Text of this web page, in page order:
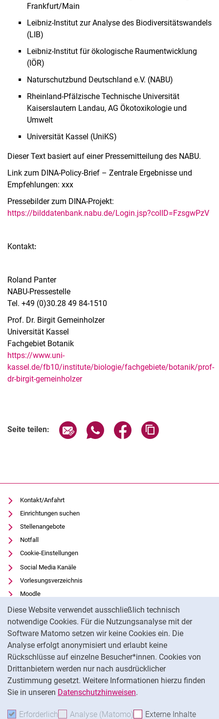
Diese Website verwendet ausschließlich technisch
notwendige Cookies. Für die Nutzungsanalyse mit der
Software Matomo setzen wir keine Cookies ein. Die
Analyse erfolgt anonymisiert und erlaubt keine
Rückschlüsse auf einzelne Besucher*innen. Cookies von
Drittanbietern werden nur nach ausdrücklicher
Zustimmung gesetzt. Weitere Informationen hierzu finden
Sie in unseren Datenschutzhinweisen.
Erforderlich Erforderliche Cookies akzeptieren
Analyse (Matomo) Analyse-Cookies
Externe Inhalte
Frankfurt/Main
Leibniz-Institut zur Analyse des Biodiversitätswandels
(LIB)
Leibniz-Institut für ökologische Raumentwicklung
(IÖR)
Naturschutzbund Deutschland e.V. (NABU)
Rheinland-Pfälzische Technische Universität
Kaiserslautern Landau, AG Ökotoxikologie und
Umwelt
Universität Kassel (UniKS)
Dieser Text basiert auf einer Pressemitteilung des NABU.
Link zum DINA-Policy-Brief – Zentrale Ergebnisse und
Empfehlungen: xxx
Pressebilder zum DINA-Projekt:
https://bilddatenbank.nabu.de/Login.jsp?colID=FzsgwPzV
Kontakt:
Roland Panter
NABU-Pressestelle
Tel. +49 (0)30.28 49 84-1510
Prof. Dr. Birgit Gemeinholzer
Universität Kassel
Fachgebiet Botanik
https://www.uni-
kassel.de/fb10/institute/biologie/fachgebiete/botanik/prof-
dr-birgit-gemeinholzer
Seite teilen: Seite über E-Mail teilen
Seite über WhatsApp teilen
Seite über Facebook
Kontakt/Anfahrt
Einrichtungen suchen
Stellenangebote
Notfall
Cookie-Einstellungen
Social Media Kanäle
Vorlesungsverzeichnis
Moodle
Panopto
Universitätsbibliothek
Datenschutz
Barrierefreiheit
Transparenter KI-Einsatz